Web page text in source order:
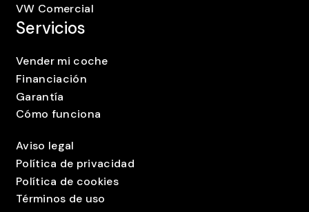
VW Comercial
Servicios
Vender mi coche
Financiación
Garantía
Cómo funciona
Aviso legal
Política de privacidad
Política de cookies
Términos de uso